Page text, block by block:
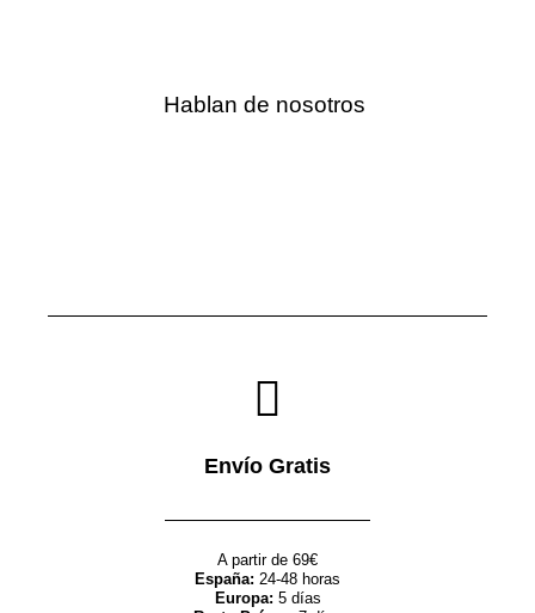
Hablan de nosotros
Envío Gratis
A partir de 69€
España: 24-48 horas
Europa: 5 días